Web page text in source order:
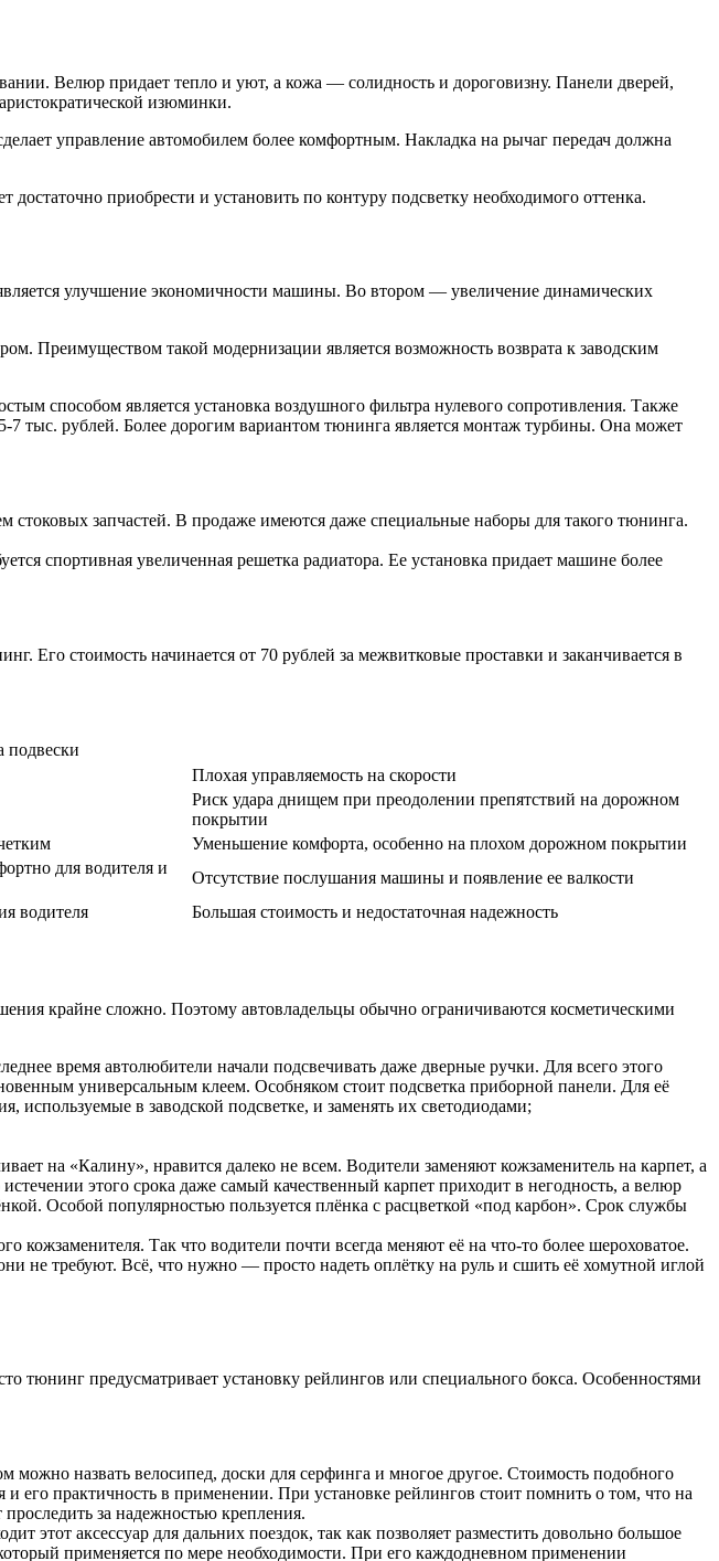
Велюр придает тепло и уют, а кожа — солидность и дороговизну. Панели дверей,
изюминки.
управление автомобилем более комфортным. Накладка на рычаг передач должна
приобрести и установить по контуру подсветку необходимого оттенка.
улучшение экономичности машины. Во втором — увеличение динамических
Преимуществом такой модернизации является возможность возврата к заводским
способом является установка воздушного фильтра нулевого сопротивления. Также
тыс. рублей. Более дорогим вариантом тюнинга является монтаж турбины. Она может
стоковых запчастей. В продаже имеются даже специальные наборы для такого тюнинга.
спортивная увеличенная решетка радиатора. Ее установка придает машине более
Его стоимость начинается от 70 рублей за межвитковые проставки и заканчивается в
подвески
Плохая управляемость на скорости
Риск удара днищем при преодолении препятствий на дорожном
покрытии
Уменьшение комфорта, особенно на плохом дорожном покрытии
для водителя и
Отсутствие послушания машины и появление ее валкости
водителя Большая стоимость и недостаточная надежность
крайне сложно. Поэтому автовладельцы обычно ограничиваются косметическими
время автолюбители начали подсвечивать даже дверные ручки. Для всего этого
универсальным клеем. Особняком стоит подсветка приборной панели. Для её
используемые в заводской подсветке, и заменять их светодиодами;
на «Калину», нравится далеко не всем. Водители заменяют кожзаменитель на карпет, а
этого срока даже самый качественный карпет приходит в негодность, а велюр
Особой популярностью пользуется плёнка с расцветкой «под карбон». Срок службы
кожзаменителя. Так что водители почти всегда меняют её на что-то более шероховатое.
не требуют. Всё, что нужно — просто надеть оплётку на руль и сшить её хомутной иглой
тюнинг предусматривает установку рейлингов или специального бокса. Особенностями
назвать велосипед, доски для серфинга и многое другое. Стоимость подобного
его практичность в применении. При установке рейлингов стоит помнить о том, что на
за надежностью крепления.
этот аксессуар для дальних поездок, так как позволяет разместить довольно большое
применяется по мере необходимости. При его каждодневном применении